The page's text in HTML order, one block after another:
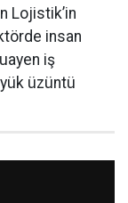
Lojistik’in
insan
iş
üzüntü